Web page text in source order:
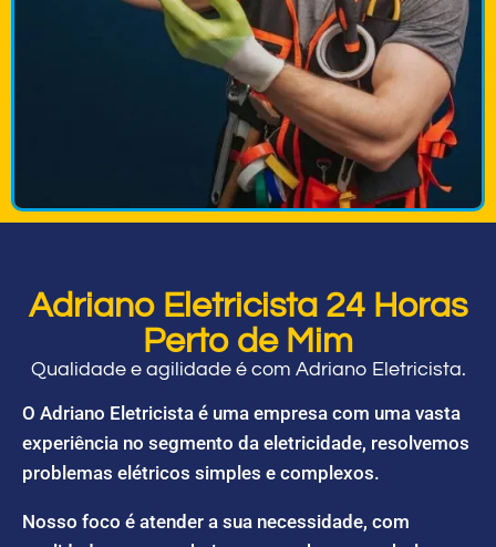
Adriano Eletricista 24 Horas
Perto de Mim
Qualidade e agilidade é com Adriano Eletricista.
O Adriano Eletricista é uma empresa com uma vasta
experiência no segmento da eletricidade, resolvemos
problemas elétricos simples e complexos.
Nosso foco é atender a sua necessidade, com